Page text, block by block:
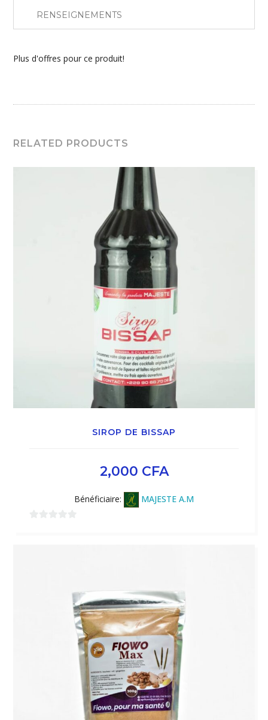
RENSEIGNEMENTS
Plus d'offres pour ce produit!
RELATED PRODUCTS
SIROP DE BISSAP
2,000 CFA
Bénéficiaire: MAJESTE A.M